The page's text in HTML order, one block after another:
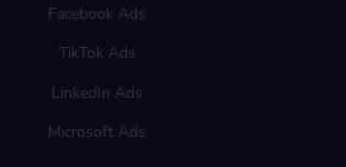
Facebook Ads
TikTok Ads
LinkedIn Ads
Microsoft Ads